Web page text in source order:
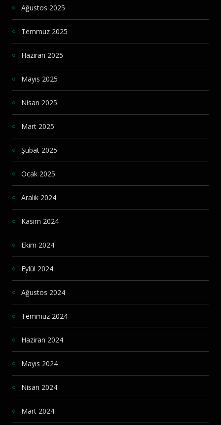
Ağustos 2025
Temmuz 2025
Haziran 2025
Mayıs 2025
Nisan 2025
Mart 2025
Şubat 2025
Ocak 2025
Aralık 2024
Kasım 2024
Ekim 2024
Eylül 2024
Ağustos 2024
Temmuz 2024
Haziran 2024
Mayıs 2024
Nisan 2024
Mart 2024